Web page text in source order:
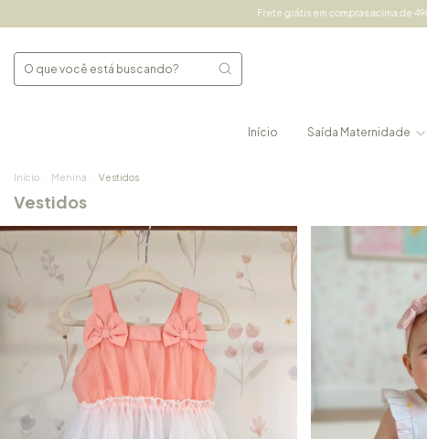
Frete grátis em compras acima de 490,00 Sul e
Início Saída Maternidade
Início Menina Vestidos
Vestidos